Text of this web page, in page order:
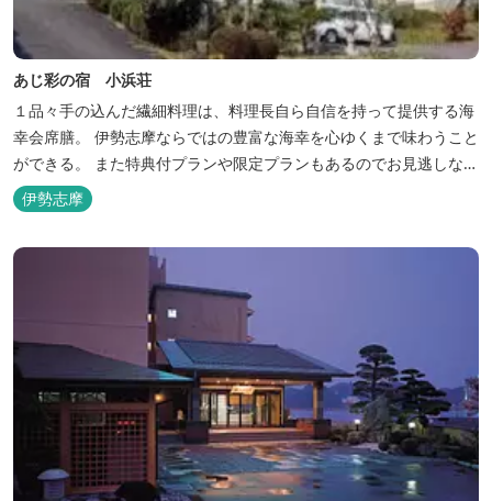
あじ彩の宿 小浜荘
１品々手の込んだ繊細料理は、料理長自ら自信を持って提供する海
幸会席膳。 伊勢志摩ならではの豊富な海幸を心ゆくまで味わうこと
ができる。 また特典付プランや限定プランもあるのでお見逃しな
く。
伊勢志摩